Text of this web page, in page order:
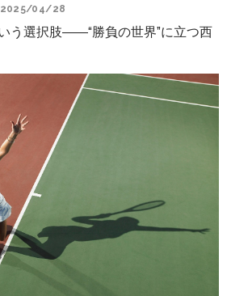
2025/04/28
う選択肢――“勝負の世界”に立つ西